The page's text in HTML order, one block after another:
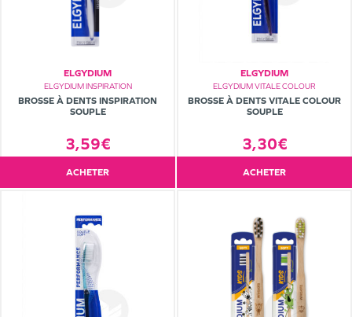
ELGYDIUM
ELGYDIUM INSPIRATION
BROSSE À DENTS INSPIRATION
SOUPLE
3,59€
ACHETER
ELGYDIUM
ELGYDIUM VITALE COLOUR
BROSSE À DENTS VITALE COLOUR
SOUPLE
3,30€
ACHETER